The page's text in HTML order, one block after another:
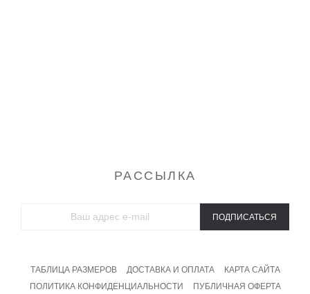
РАССЫЛКА
ПОДПИСАТЬСЯ
ТАБЛИЦА РАЗМЕРОВ ДОСТАВКА И ОПЛАТА
КАРТА САЙТА
ПОЛИТИКА КОНФИДЕНЦИАЛЬНОСТИ
ПУБЛИЧНАЯ ОФЕРТА